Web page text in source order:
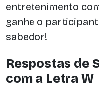
entretenimento
ganhe o
sabedor!
Respostas de
com a Letra W